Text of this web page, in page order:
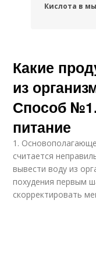
Кислота в
Кислота в
Какие
из
Способ
питание
1.
считается
вывести воду из
похудения первым
скорректировать